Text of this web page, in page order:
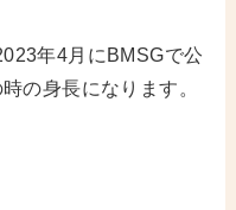
年4月にBMSGで公
の身長になります。